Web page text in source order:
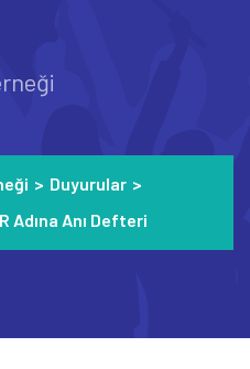
> Duyurular >
Adına Anı Defteri